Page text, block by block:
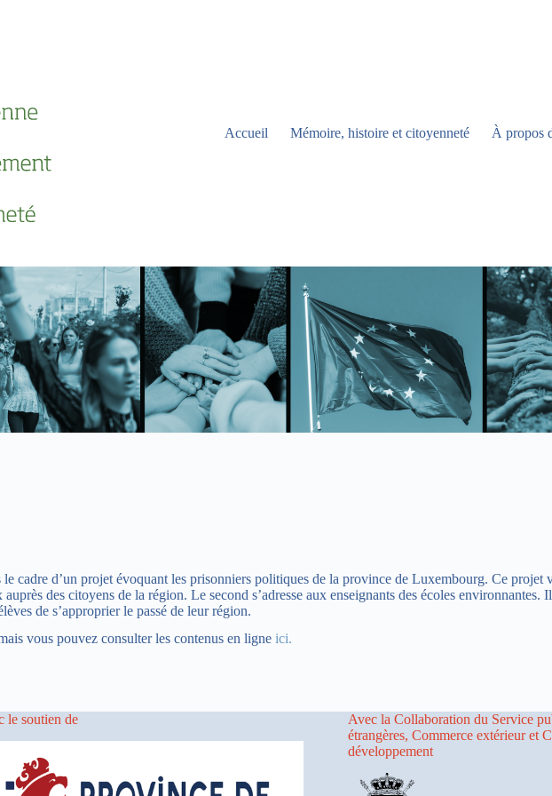
Accueil Mémoire, histoire et citoyenneté À propos
cadre d’un projet évoquant les prisonniers politiques de la province de Luxembourg. Ce
des citoyens de la région. Le second s’adresse aux enseignants des écoles environnantes.
de s’approprier le passé de leur région.
vous pouvez consulter les contenus en ligne ici.
le soutien de
Avec la Collaboration du Service
étrangères, Commerce extérieur et
développement